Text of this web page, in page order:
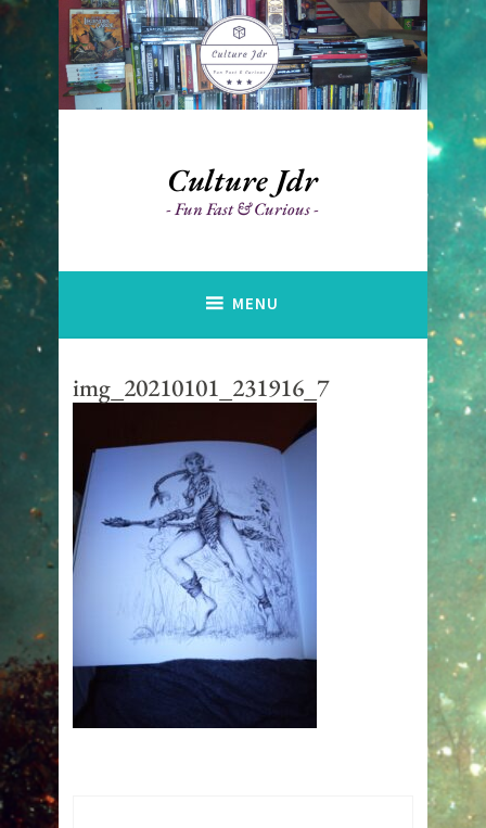
Accéder
au
contenu
principal
Culture Jdr
Fun Fast & Curious
MENU
img_20210101_231916_7